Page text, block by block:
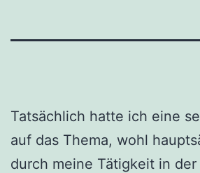
Tatsächlich hatte ich eine
auf das Thema, wohl
durch meine Tätigkeit in der